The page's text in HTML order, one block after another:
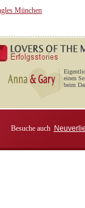
München
einen
beim
Besuche auch